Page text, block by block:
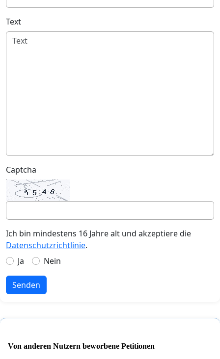
Text
Captcha
Ich bin mindestens 16 Jahre alt und akzeptiere die
Datenschutzrichtlinie.
Ja
Nein
Senden
Von anderen Nutzern beworbene Petitionen